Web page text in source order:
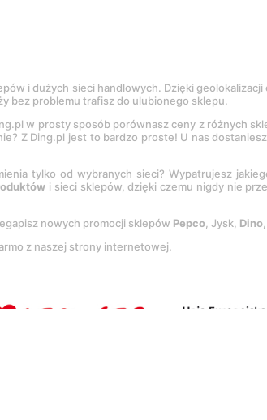
i dużych sieci handlowych. Dzięki
bez problemu trafisz do ulubionego sklepu.
w prosty sposób porównasz ceny z różnych
Z Ding.pl jest to bardzo proste! U nas
tylko od wybranych sieci? Wypatrujesz
i sieci sklepów, dzięki czemu nigdy nie
nowych promocji sklepów Pepco, Jysk, Dino
z naszej strony internetowej.